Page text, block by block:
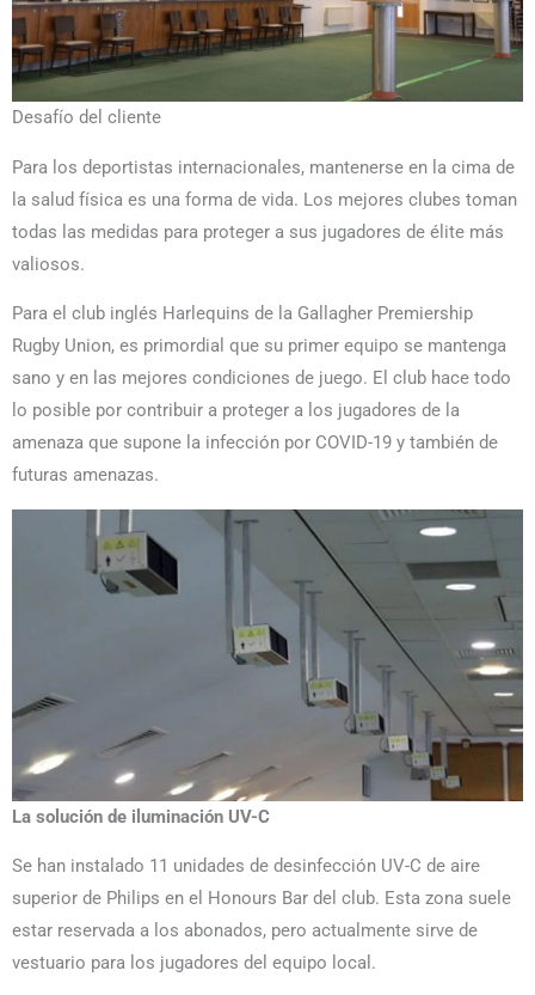
Desafío del cliente
Para los deportistas internacionales, mantenerse en la cima de
la salud física es una forma de vida. Los mejores clubes toman
todas las medidas para proteger a sus jugadores de élite más
valiosos.
Para el club inglés Harlequins de la Gallagher Premiership
Rugby Union, es primordial que su primer equipo se mantenga
sano y en las mejores condiciones de juego. El club hace todo
lo posible por contribuir a proteger a los jugadores de la
amenaza que supone la infección por COVID-19 y también de
futuras amenazas.
La solución de iluminación UV-C
Se han instalado 11 unidades de desinfección UV-C de aire
superior de Philips en el Honours Bar del club. Esta zona suele
estar reservada a los abonados, pero actualmente sirve de
vestuario para los jugadores del equipo local.